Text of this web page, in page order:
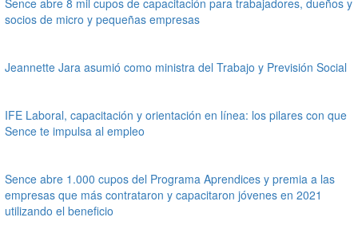
Sence abre 8 mil cupos de capacitación para trabajadores, dueños y
socios de micro y pequeñas empresas
Jeannette Jara asumió como ministra del Trabajo y Previsión Social
IFE Laboral, capacitación y orientación en línea: los pilares con que
Sence te impulsa al empleo
Sence abre 1.000 cupos del Programa Aprendices y premia a las
empresas que más contrataron y capacitaron jóvenes en 2021
utilizando el beneficio